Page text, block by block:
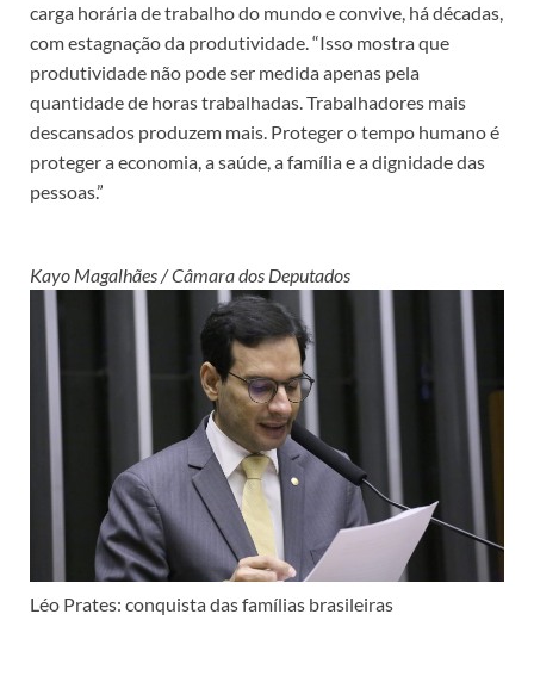
carga horária de trabalho do mundo e convive, há décadas,
com estagnação da produtividade. “Isso mostra que
produtividade não pode ser medida apenas pela
quantidade de horas trabalhadas. Trabalhadores mais
descansados produzem mais. Proteger o tempo humano é
proteger a economia, a saúde, a família e a dignidade das
pessoas.”
Kayo Magalhães / Câmara dos Deputados
Léo Prates: conquista das famílias brasileiras